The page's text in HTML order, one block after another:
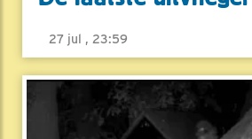
27 jul , 23:59